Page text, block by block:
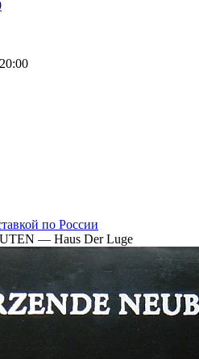
по России
— Haus Der Luge